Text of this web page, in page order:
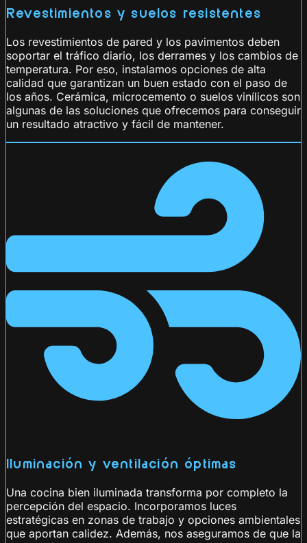
Revestimientos y suelos resistentes
Los revestimientos de pared y los pavimentos deben
soportar el tráfico diario, los derrames y los cambios de
temperatura. Por eso, instalamos opciones de alta
calidad que garantizan un buen estado con el paso de
los años. Cerámica, microcemento o suelos vinílicos son
algunas de las soluciones que ofrecemos para conseguir
un resultado atractivo y fácil de mantener.
Iluminación y ventilación óptimas
Una cocina bien iluminada transforma por completo la
percepción del espacio. Incorporamos luces
estratégicas en zonas de trabajo y opciones ambientales
que aportan calidez. Además, nos aseguramos de que la